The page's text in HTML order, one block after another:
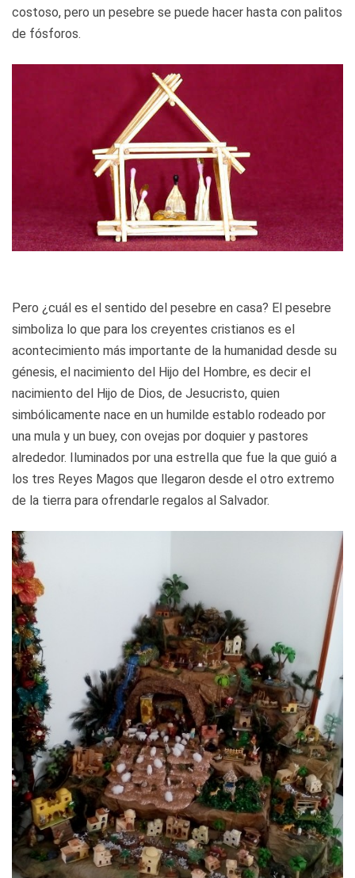
costoso, pero un pesebre se puede hacer hasta con palitos
de fósforos.
Pero ¿cuál es el sentido del pesebre en casa? El pesebre
simboliza lo que para los creyentes cristianos es el
acontecimiento más importante de la humanidad desde su
génesis, el nacimiento del Hijo del Hombre, es decir el
nacimiento del Hijo de Dios, de Jesucristo, quien
simbólicamente nace en un humilde establo rodeado por
una mula y un buey, con ovejas por doquier y pastores
alrededor. Iluminados por una estrella que fue la que guió a
los tres Reyes Magos que llegaron desde el otro extremo
de la tierra para ofrendarle regalos al Salvador.